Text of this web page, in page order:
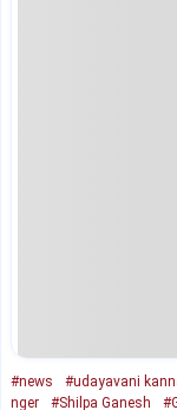
#news #udayavani
nger
#Shilpa Ganesh